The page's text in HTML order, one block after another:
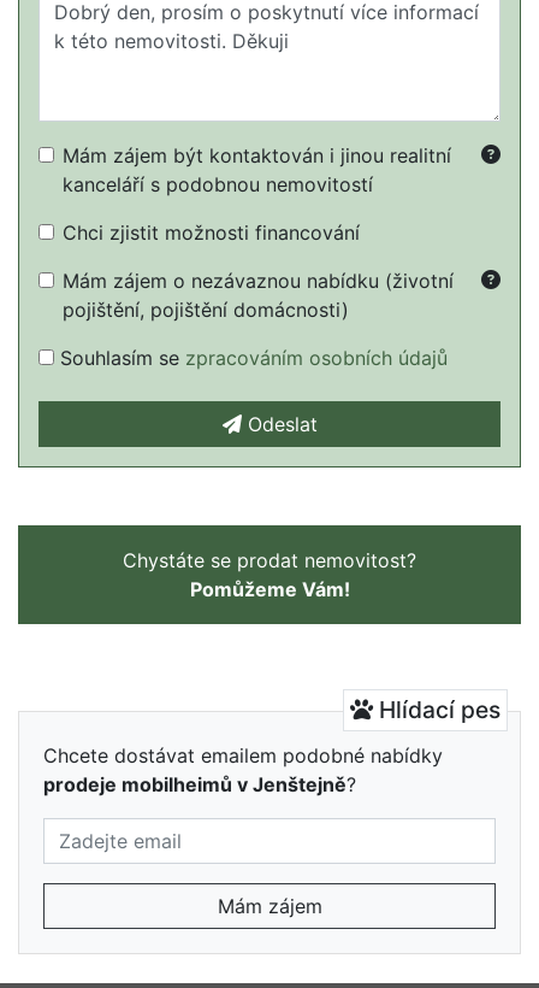
Mám zájem být kontaktován i jinou realitní
kanceláří s podobnou nemovitostí
Chci zjistit možnosti financování
Mám zájem o nezávaznou nabídku (životní
pojištění, pojištění domácnosti)
Souhlasím se zpracováním osobních údajů
Odeslat
Chystáte se prodat nemovitost?
Pomůžeme Vám!
Hlídací pes
Chcete dostávat emailem podobné nabídky
prodeje mobilheimů v Jenštejně?
Mám zájem